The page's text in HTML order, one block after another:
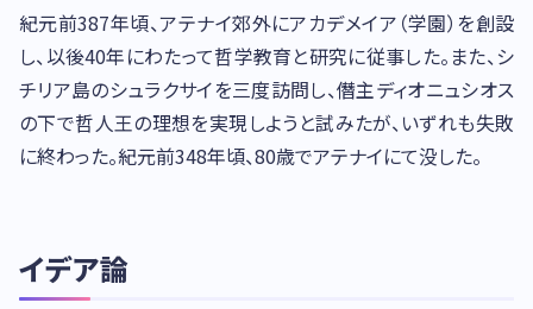
紀元前387年頃、アテナイ郊外にアカデメイア（学園）を創設
し、以後40年にわたって哲学教育と研究に従事した。また、シ
チリア島のシュラクサイを三度訪問し、僭主ディオニュシオス
の下で哲人王の理想を実現しようと試みたが、いずれも失敗
に終わった。紀元前348年頃、80歳でアテナイにて没した。
イデア論